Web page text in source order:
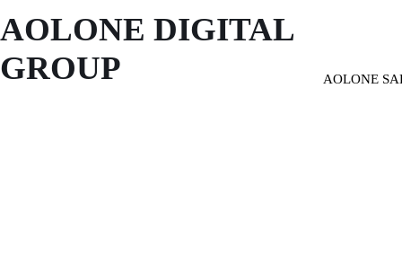
AOLONE DIGITAL
GROUP
AOLONE